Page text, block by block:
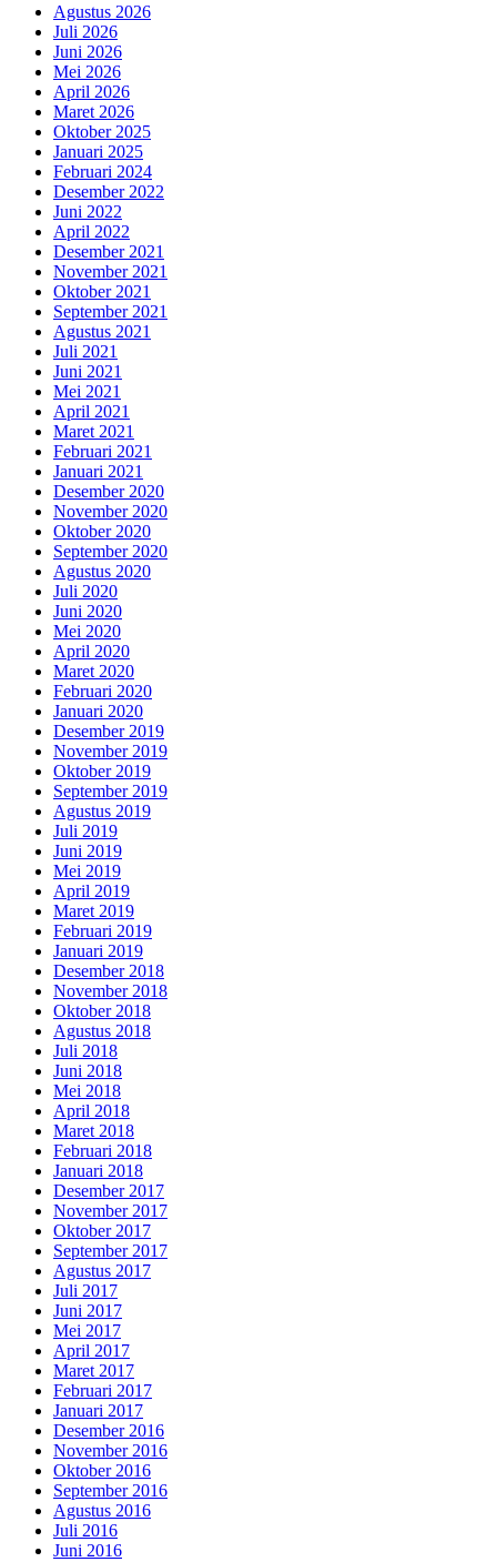
Agustus 2026
Juli 2026
Juni 2026
Mei 2026
April 2026
Maret 2026
Oktober 2025
Januari 2025
Februari 2024
Desember 2022
Juni 2022
April 2022
Desember 2021
November 2021
Oktober 2021
September 2021
Agustus 2021
Juli 2021
Juni 2021
Mei 2021
April 2021
Maret 2021
Februari 2021
Januari 2021
Desember 2020
November 2020
Oktober 2020
September 2020
Agustus 2020
Juli 2020
Juni 2020
Mei 2020
April 2020
Maret 2020
Februari 2020
Januari 2020
Desember 2019
November 2019
Oktober 2019
September 2019
Agustus 2019
Juli 2019
Juni 2019
Mei 2019
April 2019
Maret 2019
Februari 2019
Januari 2019
Desember 2018
November 2018
Oktober 2018
Agustus 2018
Juli 2018
Juni 2018
Mei 2018
April 2018
Maret 2018
Februari 2018
Januari 2018
Desember 2017
November 2017
Oktober 2017
September 2017
Agustus 2017
Juli 2017
Juni 2017
Mei 2017
April 2017
Maret 2017
Februari 2017
Januari 2017
Desember 2016
November 2016
Oktober 2016
September 2016
Agustus 2016
Juli 2016
Juni 2016